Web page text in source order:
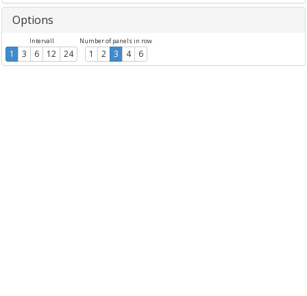
Options
Intervall
1 3 6 12 24
Number of panels in row
1 2 3 4 6